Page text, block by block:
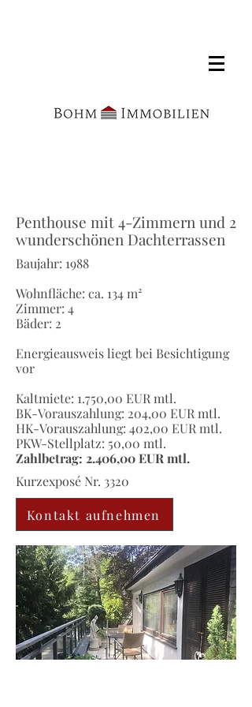
Penthouse mit 4-Zimmern und 2
wunderschönen Dachterrassen
Baujahr: 1988
Wohnfläche: ca. 134 m²
Zimmer: 4
Bäder: 2
Energieausweis liegt bei Besichtigung
vor
Kaltmiete: 1.750,00 EUR mtl.
BK-Vorauszahlung: 204,00 EUR mtl.
HK-Vorauszahlung: 402,00 EUR mtl.
PKW-Stellplatz: 50,00 mtl.
Zahlbetrag: 2.406,00 EUR mtl.
Kurzexposé Nr. 3320
Kontakt aufnehmen